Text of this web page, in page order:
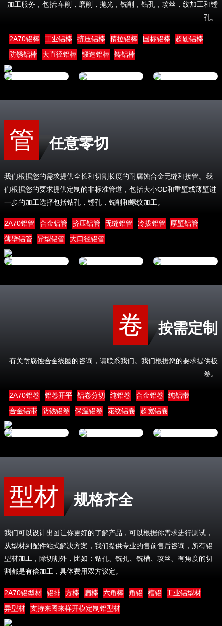
加工服务，包括:车削，磨削，抛光，铣削，钻孔，攻丝，纹加工和镗
孔。
2A70铝棒 工业铝棒 挤压铝棒 精拉铝棒 国标铝棒
超硬铝棒
防锈铝棒
大直径铝棒 锻造铝棒 铸铝棒
管 任意零切
我们根据您的需求提供全长和切割长度的耐腐蚀合金无缝和接管。我
们根据您的要求提供定制的非标准管道，包括大小OD和重壁或薄壁进
一步的加工选择包括钻孔，镗孔，铣削和螺纹加工。
2A70铝管 合金铝管 挤压铝管 无缝铝管 冷拔铝管
厚壁铝管
薄壁铝管
异型铝管 大口径铝管
卷 按需定制
有关耐腐蚀合金线圈的咨询，请联系我们。我们根据您的要求提供板
卷。
2A70铝卷 铝卷开平 铝卷分切 纯铝卷 合金铝卷
纯铝带
合金铝带
防锈铝卷 保温铝卷 花纹铝卷 超宽铝卷
型材 规格齐全
我们可以设计出图让你更好的了解产品，可以根据你需求进行测试，
从型材到配件站式解决方案，我们提供专业的售前售后咨询，所有铝
型材加工，除切割外，比如：钻孔、铣孔、铣槽、攻丝、有角度的切
割都是有偿加工，具体费用双方议定。
2A70铝型材 铝排 方棒 扁棒 六角棒 角铝 槽铝
工业铝型材
异型材
支持来图来样开模定制铝型材